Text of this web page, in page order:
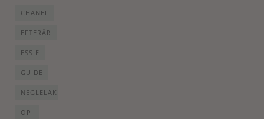
CHANEL
EFTERÅR
ESSIE
GUIDE
NEGLELAK
OPI